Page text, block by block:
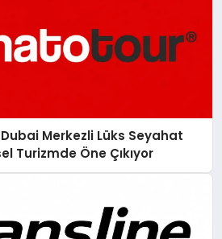
Merkezli Lüks Seyahat
Turizmde Öne Çıkıyor